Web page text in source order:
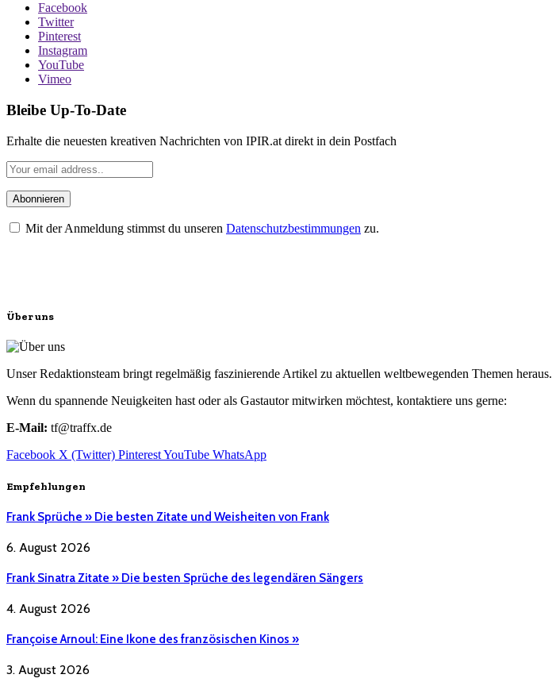
Facebook
Twitter
Pinterest
Instagram
YouTube
Vimeo
Bleibe Up-To-Date
Erhalte die neuesten kreativen Nachrichten von IPIR.at direkt in dein Postfach
Mit der Anmeldung stimmst du unseren Datenschutzbestimmungen zu.
Über uns
Unser Redaktionsteam bringt regelmäßig faszinierende Artikel zu aktuellen weltbewegenden Themen heraus.
Wenn du spannende Neuigkeiten hast oder als Gastautor mitwirken möchtest, kontaktiere uns gerne:
E-Mail: tf@traffx.de
Facebook X (Twitter) PinterestYouTube WhatsApp
Empfehlungen
Frank Sprüche » Die besten Zitate und Weisheiten von Frank
6. August 2026
Frank Sinatra Zitate » Die besten Sprüche des legendären Sängers
4. August 2026
Françoise Arnoul: Eine Ikone des französischen Kinos »
3. August 2026